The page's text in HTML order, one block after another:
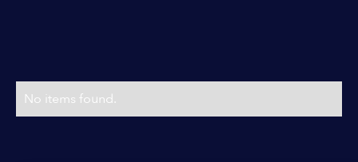
No items found.